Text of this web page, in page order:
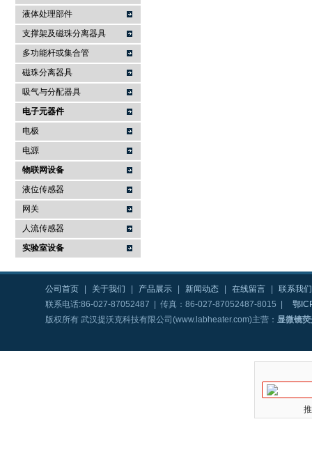
液体处理部件
支撑架及磁珠分离器具
多功能杆或集合管
磁珠分离器具
吸气与分配器具
电子元器件
电极
电源
物联网设备
液位传感器
网关
人流传感器
实验室设备
公司首页 关于我们 产品展示 新闻动态 在线留言
联系我们
联系电话:86-027-87052487 | 传真：86-027-87052487-8015 |
鄂
版权所有 武汉提沃克科技有限公司(www.labheater.com)主营： 显微镜